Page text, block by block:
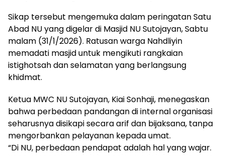
Sikap tersebut mengemuka dalam peringatan Satu
Abad NU yang digelar di Masjid NU Sutojayan, Sabtu
malam (31/1/2026). Ratusan warga Nahdliyin
memadati masjid untuk mengikuti rangkaian
istighotsah dan selamatan yang berlangsung
khidmat.
Ketua MWC NU Sutojayan, Kiai Sonhaji, menegaskan
bahwa perbedaan pandangan di internal organisasi
seharusnya disikapi secara arif dan bijaksana, tanpa
mengorbankan pelayanan kepada umat.
“Di NU, perbedaan pendapat adalah hal yang wajar.